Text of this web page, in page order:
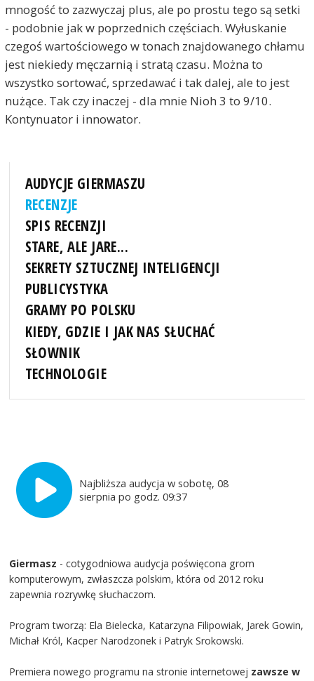
mnogość to zazwyczaj plus, ale po prostu tego są setki
- podobnie jak w poprzednich częściach. Wyłuskanie
czegoś wartościowego w tonach znajdowanego chłamu
jest niekiedy męczarnią i stratą czasu. Można to
wszystko sortować, sprzedawać i tak dalej, ale to jest
nużące. Tak czy inaczej - dla mnie Nioh 3 to 9/10.
Kontynuator i innowator.
AUDYCJE GIERMASZU
RECENZJE
SPIS RECENZJI
STARE, ALE JARE...
SEKRETY SZTUCZNEJ INTELIGENCJI
PUBLICYSTYKA
GRAMY PO POLSKU
KIEDY, GDZIE I JAK NAS SŁUCHAĆ
SŁOWNIK
TECHNOLOGIE
Najbliższa audycja w sobotę, 08
sierpnia po godz. 09:37
Giermasz - cotygodniowa audycja poświęcona grom
komputerowym, zwłaszcza polskim, która od 2012 roku
zapewnia rozrywkę słuchaczom.
Program tworzą: Ela Bielecka, Katarzyna Filipowiak, Jarek Gowin,
Michał Król, Kacper Narodzonek i Patryk Srokowski.
Premiera nowego programu na stronie internetowej zawsze w